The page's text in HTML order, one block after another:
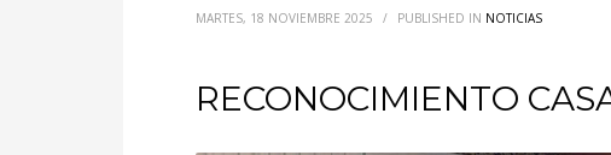
MARTES, 18 NOVIEMBRE 2025 / PUBLISHED IN NOTICIAS
RECONOCIMIENTO